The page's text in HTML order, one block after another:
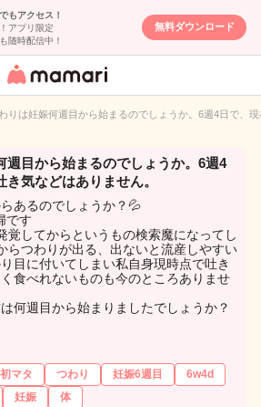
もアクセス！
アプリ限定
随時配信中！
無料ダウンロード
女性専用匿名QA
イト
りは妊娠何週目から始まるのでしょうか。6週4日で、
週目から始まるのでしょうか。6週4
き気などはありません。
あるのでしょうか？💦
です
覚してからというもの検索魔になってし
らつわりが出る、出ないと流産しやすい
目に付いてしまい私自身現時点で吐き
食べれないものも今のところありませ
何週目から始まりましたでしょうか？
初マタ つわり 妊娠6週目
6w4d
妊娠 体